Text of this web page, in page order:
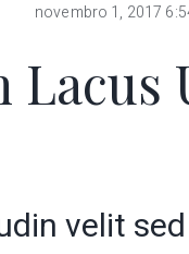
novembro 1, 2017
Lacus
velit